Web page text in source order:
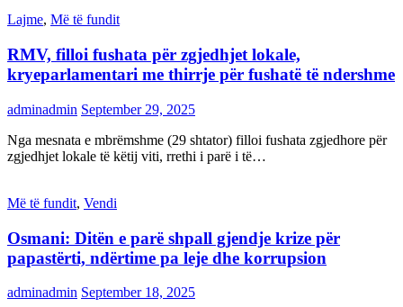
Lajme, Më të fundit
RMV, filloi fushata për zgjedhjet lokale,
kryeparlamentari me thirrje për fushatë të ndershme
adminadmin September 29, 2025
Nga mesnata e mbrëmshme (29 shtator) filloi fushata zgjedhore për
zgjedhjet lokale të këtij viti, rrethi i parë i të…
Më të fundit, Vendi
Osmani: Ditën e parë shpall gjendje krize për
papastërti, ndërtime pa leje dhe korrupsion
adminadmin September 18, 2025